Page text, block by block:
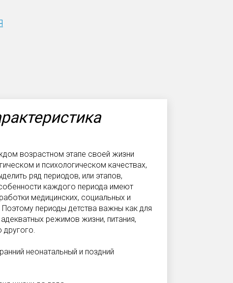
возрастном этапе своей жизни
и психологическом качествах,
ряд периодов, или этапов,
каждого периода имеют
медицинских, социальных и
периоды детства важны как для
режимов жизни, питания,
другого.
неонатальный и поздний